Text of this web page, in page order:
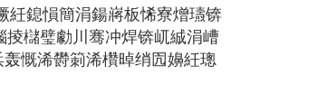
紝鎴愪簡涓鍚嶈板悕寮熷瓙锛
櫧璧勮川骞冲焊锛屼絾涓嶆
慨浠欎箣浠欑晫绡囥嬶紝璁